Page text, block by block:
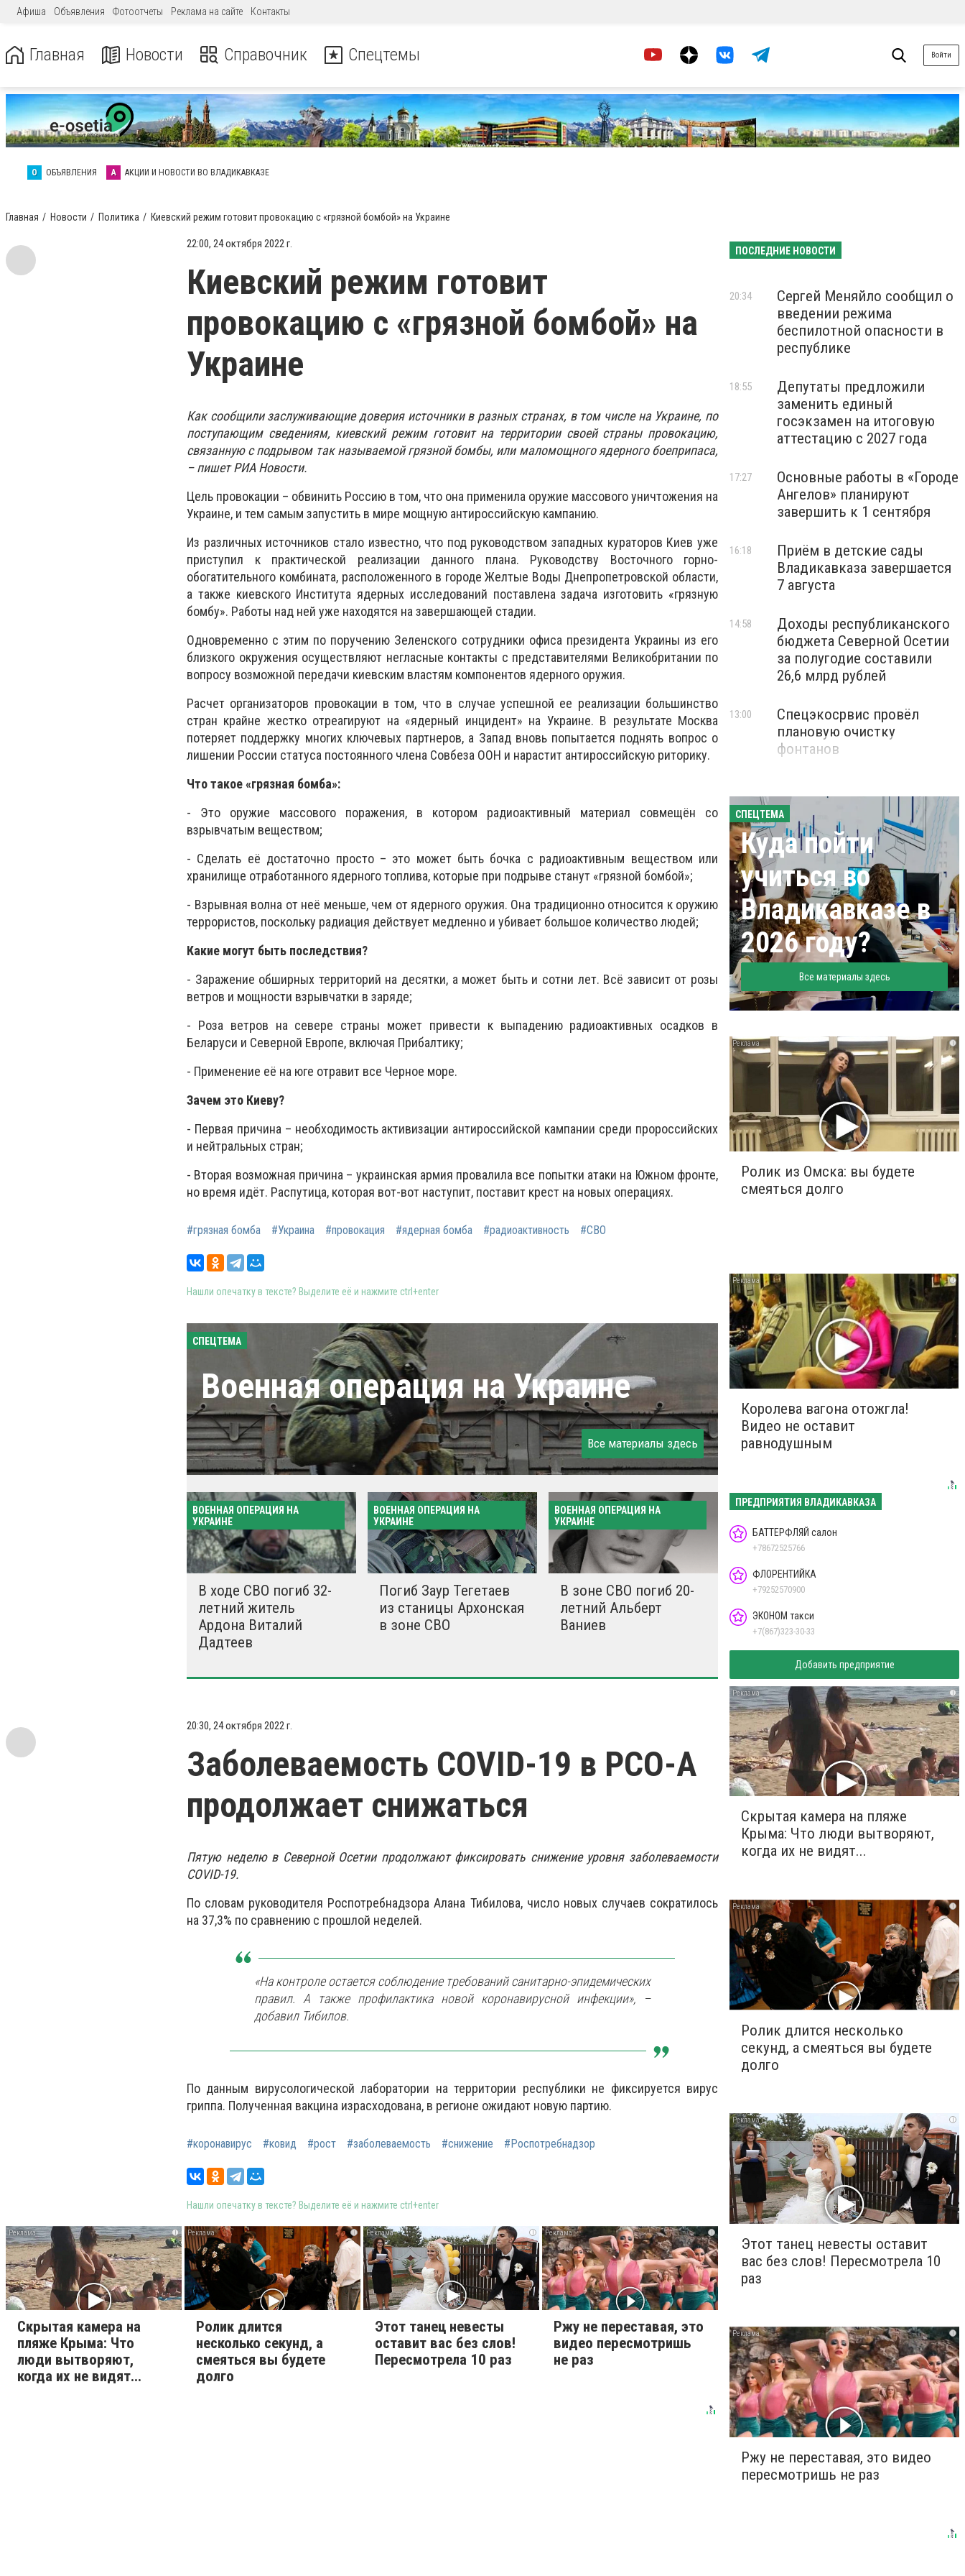
Афиша Объявления Фотоотчеты Реклама на сайте Контакты
Главная Новости Справочник Спецтемы Войти
О ОБЪЯВЛЕНИЯ А АКЦИИ И НОВОСТИ ВО ВЛАДИКАВКАЗЕ
Главная Новости Политика Киевский режим готовит провокацию с «грязной бомбой» на Украине
22:00, 24 октября 2022 г.
Киевский режим готовит
провокацию с «грязной бомбой» на
Украине
Как сообщили заслуживающие доверия источники в разных странах, в том числе на Украине, по
поступающим сведениям, киевский режим готовит на территории своей страны провокацию,
связанную с подрывом так называемой грязной бомбы, или маломощного ядерного боеприпаса,
– пишет РИА Новости.
Цель провокации – обвинить Россию в том, что она применила оружие массового уничтожения на
Украине, и тем самым запустить в мире мощную антироссийскую кампанию.
Из различных источников стало известно, что под руководством западных кураторов Киев уже
приступил к практической реализации данного плана. Руководству Восточного горно-
обогатительного комбината, расположенного в городе Желтые Воды Днепропетровской области,
а также киевского Института ядерных исследований поставлена задача изготовить «грязную
бомбу». Работы над ней уже находятся на завершающей стадии.
Одновременно с этим по поручению Зеленского сотрудники офиса президента Украины из его
близкого окружения осуществляют негласные контакты с представителями Великобритании по
вопросу возможной передачи киевским властям компонентов ядерного оружия.
Расчет организаторов провокации в том, что в случае успешной ее реализации большинство
стран крайне жестко отреагируют на «ядерный инцидент» на Украине. В результате Москва
потеряет поддержку многих ключевых партнеров, а Запад вновь попытается поднять вопрос о
лишении России статуса постоянного члена Совбеза ООН и нарастит антироссийскую риторику.
Что такое «грязная бомба»:
- Это оружие массового поражения, в котором радиоактивный материал совмещён со
взрывчатым веществом;
- Сделать её достаточно просто – это может быть бочка с радиоактивным веществом или
хранилище отработанного ядерного топлива, которые при подрыве станут «грязной бомбой»;
- Взрывная волна от неё меньше, чем от ядерного оружия. Она традиционно относится к оружию
террористов, поскольку радиация действует медленно и убивает большое количество людей;
Какие могут быть последствия?
- Заражение обширных территорий на десятки, а может быть и сотни лет. Всё зависит от розы
ветров и мощности взрывчатки в заряде;
- Роза ветров на севере страны может привести к выпадению радиоактивных осадков в
Беларуси и Северной Европе, включая Прибалтику;
- Применение её на юге отравит все Черное море.
Зачем это Киеву?
- Первая причина – необходимость активизации антироссийской кампании среди пророссийских
и нейтральных стран;
- Вторая возможная причина – украинская армия провалила все попытки атаки на Южном фронте,
но время идёт. Распутица, которая вот-вот наступит, поставит крест на новых операциях.
#грязная бомба #Украина #провокация #ядерная бомба #радиоактивность #СВО
Нашли опечатку в тексте? Выделите её и нажмите ctrl+enter
СПЕЦТЕМА
Военная операция на Украине
Все материалы здесь
ВОЕННАЯ ОПЕРАЦИЯ НА
УКРАИНЕ
В ходе СВО погиб 32-
летний житель
Ардона Виталий
Дадтеев
ВОЕННАЯ ОПЕРАЦИЯ НА
УКРАИНЕ
Погиб Заур Тегетаев
из станицы Архонская
в зоне СВО
ВОЕННАЯ ОПЕРАЦИЯ НА
УКРАИНЕ
В зоне СВО погиб 20-
летний Альберт
Ваниев
20:30, 24 октября 2022 г.
Заболеваемость COVID-19 в РСО-А
продолжает снижаться
Пятую неделю в Северной Осетии продолжают фиксировать снижение уровня заболеваемости
COVID-19.
По словам руководителя Роспотребнадзора Алана Тибилова, число новых случаев сократилось
на 37,3% по сравнению с прошлой неделей.
«На контроле остается соблюдение требований санитарно-эпидемических
правил. А также профилактика новой коронавирусной инфекции», –
добавил Тибилов.
По данным вирусологической лаборатории на территории республики не фиксируется вирус
гриппа. Полученная вакцина израсходована, в регионе ожидают новую партию.
#коронавирус #ковид #рост #заболеваемость #снижение #Роспотребнадзор
Нашли опечатку в тексте? Выделите её и нажмите ctrl+enter
i
Скрытая камера на
пляже Крыма: Что
люди вытворяют,
когда их не видят...
i
Ролик длится
несколько секунд, а
смеяться вы будете
долго
i
Этот танец невесты
оставит вас без слов!
Пересмотрела 10 раз
i
Ржу не переставая, это
видео пересмотришь
не раз
ПОСЛЕДНИЕ НОВОСТИ
Сергей Меняйло сообщил о
введении режима
беспилотной опасности в
республике
20:34
Депутаты предложили
заменить единый
госэкзамен на итоговую
аттестацию с 2027 года
18:55
Основные работы в «Городе
Ангелов» планируют
завершить к 1 сентября
17:27
Приём в детские сады
Владикавказа завершается
7 августа
16:18
Доходы республиканского
бюджета Северной Осетии
за полугодие составили
26,6 млрд рублей
14:58
Спецэкосрвис провёл
плановую очистку
фонтанов
13:00
СПЕЦТЕМА
Куда пойти
учиться во
Владикавказе в
2026 году?
Все материалы здесь
i
Ролик из Омска: вы будете
смеяться долго
i
Королева вагона отожгла!
Видео не оставит
равнодушным
ПРЕДПРИЯТИЯ ВЛАДИКАВКАЗА
БАТТЕРФЛЯЙ салон
+78672525766
ФЛОРЕНТИЙКА
+79252570900
ЭКОНОМ такси
+7(867)323-30-33
Добавить предприятие
i
Скрытая камера на пляже
Крыма: Что люди вытворяют,
когда их не видят...
i
Ролик длится несколько
секунд, а смеяться вы будете
долго
i
Этот танец невесты оставит
вас без слов! Пересмотрела 10
раз
i
Ржу не переставая, это видео
пересмотришь не раз